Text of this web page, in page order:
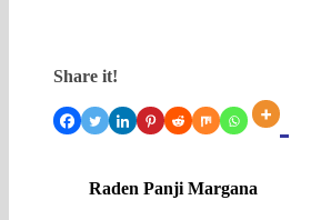
Share it!
Raden Panji Margana